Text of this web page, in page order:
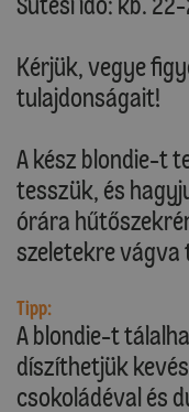
Kérjük, vegye
tulajdonságait!
A kész blondie-t
tesszük, és
órára
szeletekre vágva
Tipp:
A blondie-t
díszíthetjük
csokoládéval és